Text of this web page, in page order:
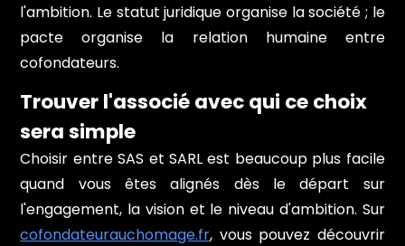
l'ambition. Le statut juridique organise la société ; le
pacte organise la relation humaine entre
cofondateurs.
Trouver l'associé avec qui ce choix
sera simple
Choisir entre SAS et SARL est beaucoup plus facile
quand vous êtes alignés dès le départ sur
l'engagement, la vision et le niveau d'ambition. Sur
cofondateurauchomage.fr, vous pouvez découvrir